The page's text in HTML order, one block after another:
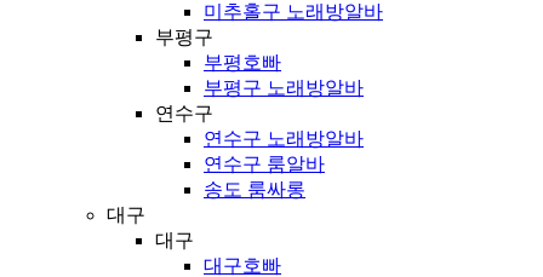
미추홀구 노래방알바
부평구
부평호빠
부평구 노래방알바
연수구
연수구 노래방알바
연수구 룸알바
송도 룸싸롱
대구
대구
대구호빠